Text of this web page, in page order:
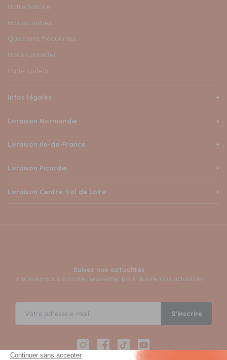
Notre histoire
Nos actualités
Questions fréquentes
Nous contacter
Carte cadeau
Infos légales
Livraison Normandie
Livraison Ile-de-France
Livraison Picardie
Livraison Centre-Val de Loire
Suivez nos actualités
Inscrivez-vous à notre newsletter pour suivre nos actualités
S’inscrire
InstagramFacebook
TikTokYouTube